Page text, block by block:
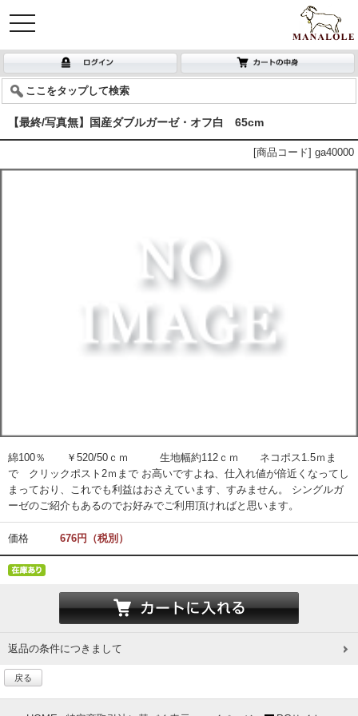
toggle
navigation
ここをタップして検索
【最終/写真無】国産ダブルガーゼ・オフ白 65cm
[商品コード] ga40000
綿100％ ￥520/50ｃｍ 生地幅約112ｃｍ ネコポス1.5ｍま
で クリックポスト2ｍまで お高いですよね、仕入れ値が倍近くなってし
まっており、これでも利益はおさえています、すみません。 シングルガ
ーゼのご紹介もあるのでお好みでご利用頂ければと思います。
価格 676円（税別）
返品の条件につきまして
戻る